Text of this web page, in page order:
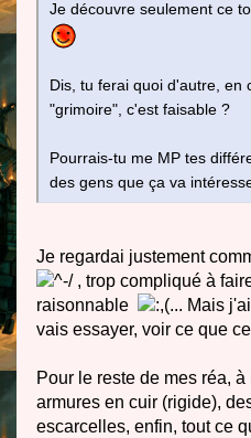
Je découvre seulement ce
Dis, tu ferai quoi d'autre, en
"grimoire", c'est faisable ?
Pourrais-tu me MP tes
des gens que ça va
Je regardai justement
, trop compliqué à
raisonnable
... Mais
vais essayer, voir ce que
Pour le reste de mes réa,
armures en cuir (rigide),
escarcelles, enfin, tout ce